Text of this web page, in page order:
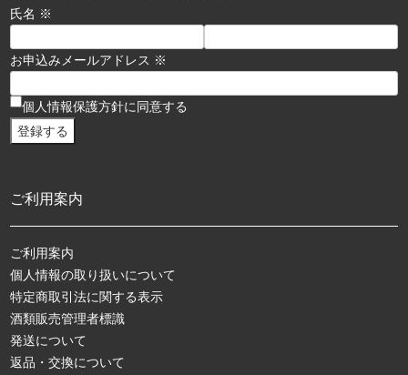
氏名 ※
お申込みメールアドレス ※
個人情報保護方針に同意する
ご利用案内
ご利用案内
個人情報の取り扱いについて
特定商取引法に関する表示
酒類販売管理者標識
発送について
返品・交換について